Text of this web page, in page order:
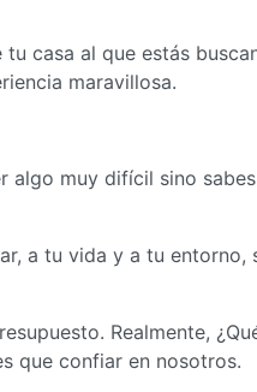
casa al que estás
maravillosa.
algo muy difícil sino sabes
a tu vida y a tu entorno,
Realmente,
que confiar en nosotros.